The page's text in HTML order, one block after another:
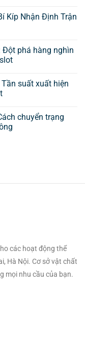
Kíp Nhận Định Trận
phá hàng nghìn
suất xuất hiện
chuyển trạng
các hoạt động thể
Hà Nội. Cơ sở vật chất
mọi nhu cầu của bạn.